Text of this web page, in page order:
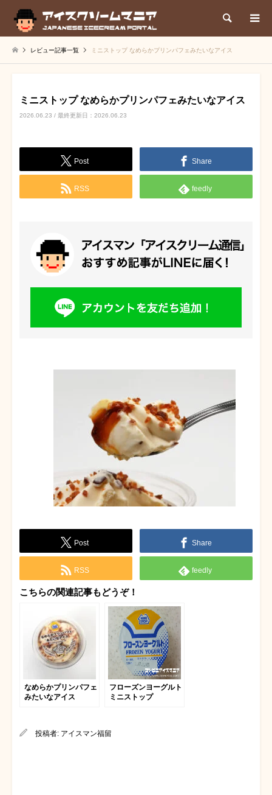
検索
レビュー記事一覧 ミニストップ なめらかプリンパフェみたいなアイス
ミニストップ なめらかプリンパフェみたいなアイス
2026.06.23 / 最終更新日：2026.06.23
Post Share
RSS feedly
Post Share
RSS feedly
こちらの関連記事もどうぞ！
なめらかプリンパフェ
みたいなアイス
フローズンヨーグルト
ミニストップ
投稿者: アイスマン福留